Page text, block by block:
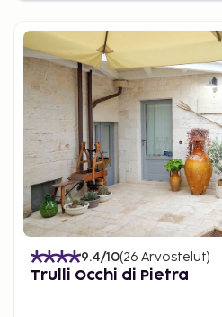
9.4/10(26 Arvostelut)
Trulli Occhi di Pietra